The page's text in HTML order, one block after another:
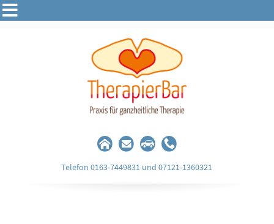
Telefon 0163-7449831 und 07121-1360321